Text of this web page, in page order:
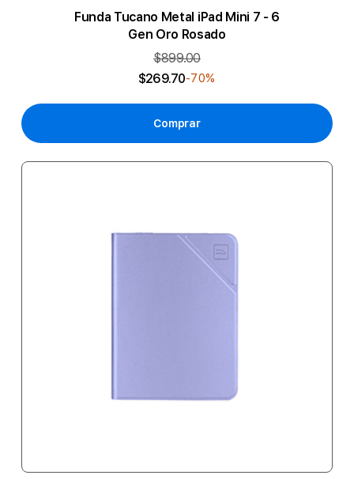
Funda Tucano Metal iPad Mini 7 - 6
Gen Oro Rosado
$899.00
$269.70-70%
Comprar